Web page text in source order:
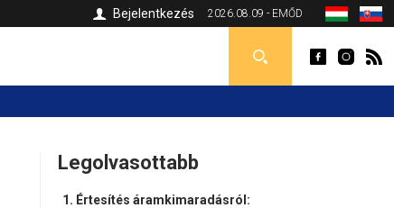
2026.08.09 - EMŐD
Bejelentkezés
Legolvasottabb
Értesítés áramkimaradásról: